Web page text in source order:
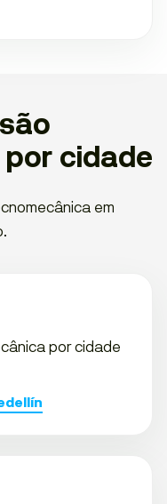
cidade
em
por cidade